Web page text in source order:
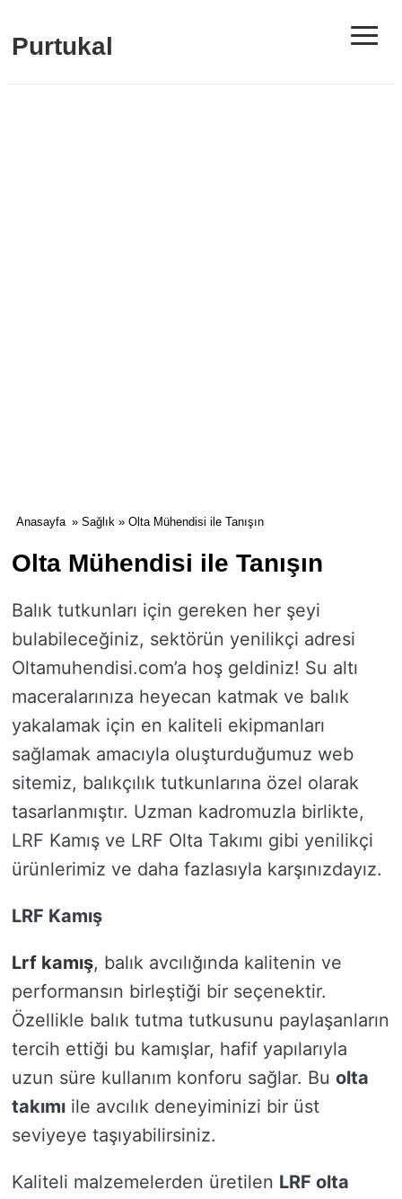
Purtukal ≡
Anasayfa » Sağlık » Olta Mühendisi ile Tanışın
Olta Mühendisi ile Tanışın
Balık tutkunları için gereken her şeyi
bulabileceğiniz, sektörün yenilikçi adresi
Oltamuhendisi.com’a hoş geldiniz! Su altı
maceralarınıza heyecan katmak ve balık
yakalamak için en kaliteli ekipmanları
sağlamak amacıyla oluşturduğumuz web
sitemiz, balıkçılık tutkunlarına özel olarak
tasarlanmıştır. Uzman kadromuzla birlikte,
LRF Kamış ve LRF Olta Takımı gibi yenilikçi
ürünlerimiz ve daha fazlasıyla karşınızdayız.
LRF Kamış
Lrf kamış, balık avcılığında kalitenin ve
performansın birleştiği bir seçenektir.
Özellikle balık tutma tutkusunu paylaşanların
tercih ettiği bu kamışlar, hafif yapılarıyla
uzun süre kullanım konforu sağlar. Bu olta
takımı ile avcılık deneyiminizi bir üst
seviyeye taşıyabilirsiniz.
Kaliteli malzemelerden üretilen LRF olta